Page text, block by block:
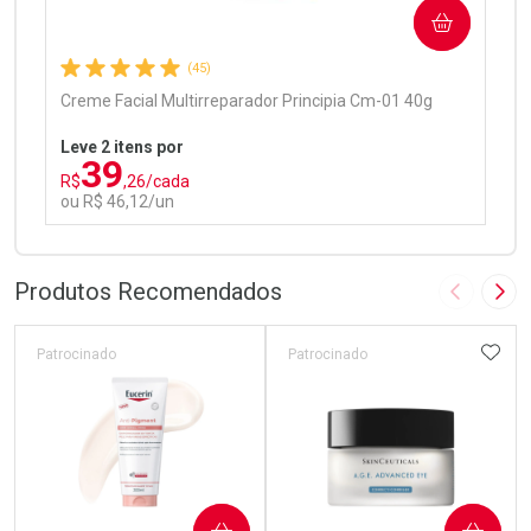
(45)
Creme Facial Multirreparador Principia Cm-01 40g
Leve 2 itens por
R$39,26/cada
ou R$ 46,12/un
COMPRAR
Laboratório
Ativar Desconto
Por Menos
Produtos Recomendados Imagem
Patrocinado Patrocinado